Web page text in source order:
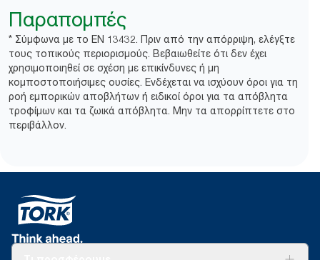
Παραπομπές
* Σύμφωνα με το EN 13432. Πριν από την απόρριψη, ελέγξτε
τους τοπικούς περιορισμούς. Βεβαιωθείτε ότι δεν έχει
χρησιμοποιηθεί σε σχέση με επικίνδυνες ή μη
κομποστοποιήσιμες ουσίες. Ενδέχεται να ισχύουν όροι για τη
ροή εμπορικών αποβλήτων ή ειδικοί όροι για τα απόβλητα
τροφίμων και τα ζωικά απόβλητα. Μην τα απορρίπτετε στο
περιβάλλον.​